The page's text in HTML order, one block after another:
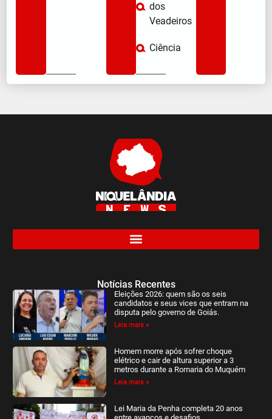
dos
Veadeiros
Ciência
Notícias Recentes
Eleições 2026: quem são os seis
candidatos e seus vices que entram na
disputa pelo governo de Goiás.
Leia mais »
Homem morre após sofrer choque
elétrico e cair de altura superior a 3
metros durante a Romaria do Muquém
Leia mais »
Lei Maria da Penha completa 20 anos